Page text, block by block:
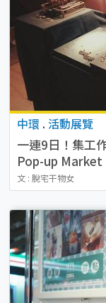
中環 . 活動展覽
一連9日！集工
Pop-up Market
文 : 脫宅干物女